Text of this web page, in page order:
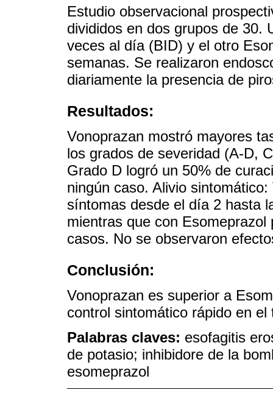
Estudio observacional
divididos en dos grupos de 30.
veces al día (BID) y el otro
semanas. Se realizaron
diariamente la presencia de
Resultados:
Vonoprazan mostró mayores
los grados de severidad (A-D,
Grado D logró un 50% de
ningún caso. Alivio
síntomas desde el día 2 hasta
mientras que con
casos. No se observaron
Conclusión:
Vonoprazan es superior a
control sintomático rápido en
Palabras claves: esofagitis
de potasio; inhibidore de la
esomeprazol